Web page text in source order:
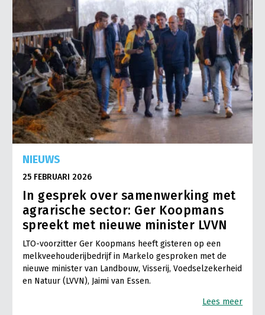
NIEUWS
25 FEBRUARI 2026
In gesprek over samenwerking met
agrarische sector: Ger Koopmans
spreekt met nieuwe minister LVVN
LTO-voorzitter Ger Koopmans heeft gisteren op een
melkveehouderijbedrijf in Markelo gesproken met de
nieuwe minister van Landbouw, Visserij, Voedselzekerheid
en Natuur (LVVN), Jaimi van Essen.
Lees meer